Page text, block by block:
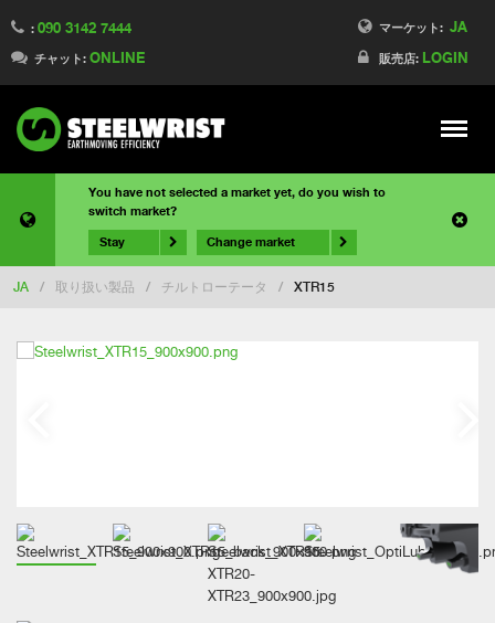
マーケット: JA
販売店: LOGIN
: 090 3142 7444
チャット: ONLINE
Meny
You have not selected a market yet, do you wish to
switch market?
Stay Change market
JA / 取り扱い製品 / チルトローテータ / XTR15